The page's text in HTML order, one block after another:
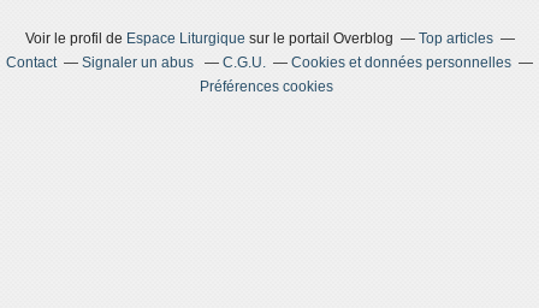
Voir le profil de Espace Liturgiquesur le portail Overblog
Top articles
Contact
Signaler un abus C.G.U.
Cookies et données personnelles
Préférences cookies